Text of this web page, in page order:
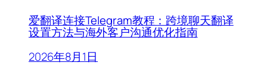
爱翻译连接Telegram教程：跨境聊天翻译
设置方法与海外客户沟通优化指南
2026年8月1日